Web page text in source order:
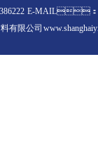
E-MAIL
有限公司